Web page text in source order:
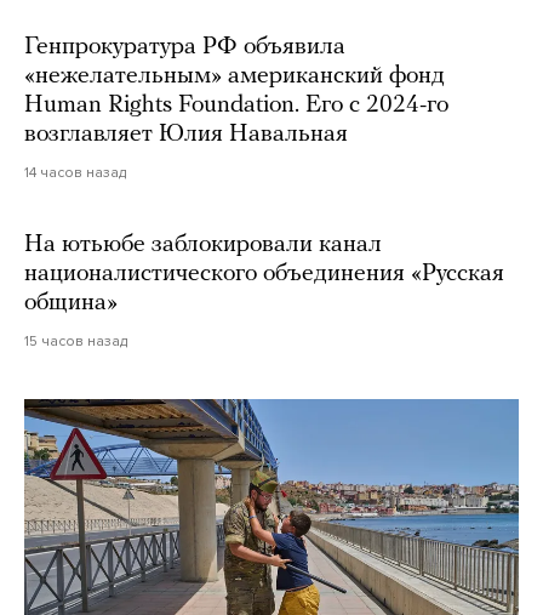
Генпрокуратура РФ объявила
«нежелательным» американский фонд
Human Rights Foundation. Его с 2024-го
возглавляет Юлия Навальная
14 часов назад
На ютьюбе заблокировали канал
националистического объединения «Русская
община»
15 часов назад